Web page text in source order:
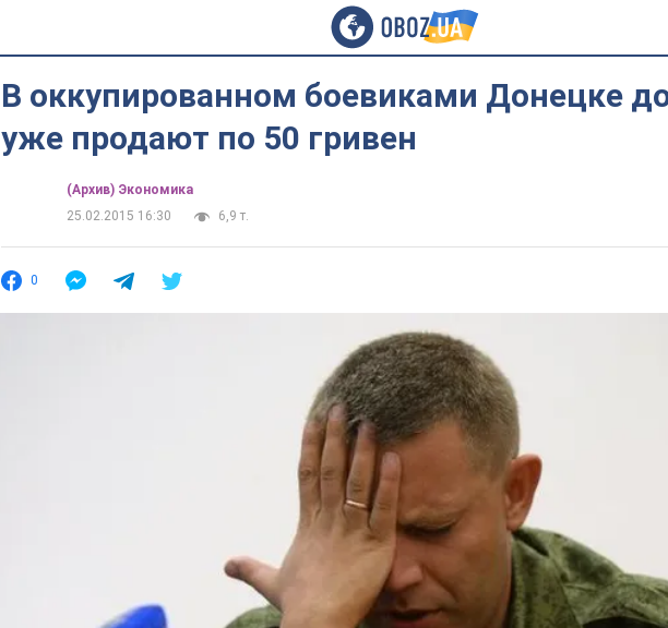
В оккупированном боевиками Донецке
уже продают по 50 гривен
(Архив) Экономика
25.02.2015 16:30
6,9 т.
0